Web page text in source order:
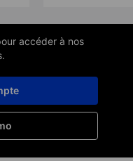
accéder à nos